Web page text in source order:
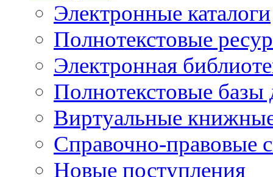
Электронные каталоги
Полнотекстовые
Электронная
Полнотекстовые
Виртуальные
Справочно-правовые
Новые поступления